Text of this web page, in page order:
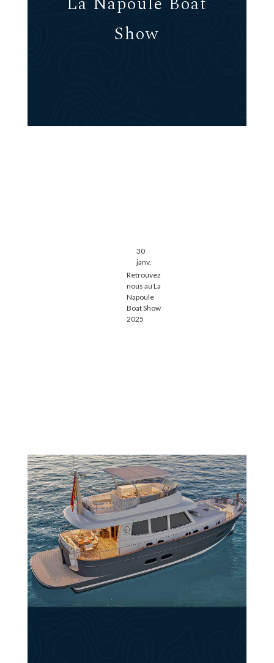
Show
30
janv.
Retrouvez
nous au La
Napoule
Boat Show
2025